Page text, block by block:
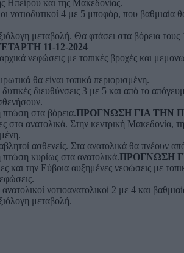
Ηπείρου και της Μακεδονίας.
νοτιοδυτικοί 4 με 5 μποφόρ, που βαθμιαία
μεταβολή. Θα φτάσει στα βόρεια
11-12-2024
νεφώσεις με τοπικές βροχές και
θα είναι τοπικά περιορισμένη.
διευθύνσεις 3 με 5 και από το
στα βόρεια.ΠΡΟΓΝΩΣΗ ΓΙΑ ΤΗΝ
στα ανατολικά. Στην κεντρική Μακεδονία,
ασθενείς. Στα ανατολικά θα πνέουν
κυρίως στα ανατολικά.ΠΡΟΓΝΩΣΗ
και την Εύβοια αυξημένες νεφώσεις με
νοτιοανατολικοί 2 με 4 και
μεταβολή.